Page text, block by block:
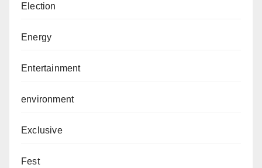
Election
Energy
Entertainment
environment
Exclusive
Fest